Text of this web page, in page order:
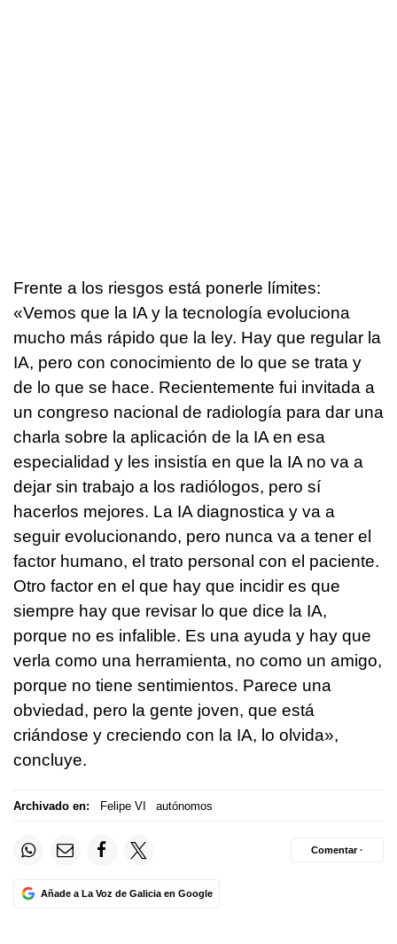
Frente a los riesgos está ponerle límites:
«Vemos que la IA y la tecnología evoluciona
mucho más rápido que la ley. Hay que regular la
IA, pero con conocimiento de lo que se trata y
de lo que se hace. Recientemente fui invitada a
un congreso nacional de radiología para dar una
charla sobre la aplicación de la IA en esa
especialidad y les insistía en que la IA no va a
dejar sin trabajo a los radiólogos, pero sí
hacerlos mejores. La IA diagnostica y va a
seguir evolucionando, pero nunca va a tener el
factor humano, el trato personal con el paciente.
Otro factor en el que hay que incidir es que
siempre hay que revisar lo que dice la IA,
porque no es infalible. Es una ayuda y hay que
verla como una herramienta, no como un amigo,
porque no tiene sentimientos. Parece una
obviedad, pero la gente joven, que está
criándose y creciendo con la IA, lo olvida»,
concluye.
Archivado en: Felipe VI autónomos
Añade a La Voz de Galicia en Google
Comentar ·